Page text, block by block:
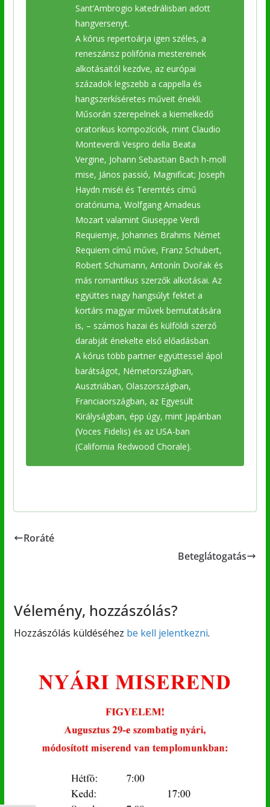
Sant’Ambrogio katedrálisban adott
hangversenyt.
A kórus repertoárja igen széles, a
reneszánsz polifónia mestereinek
alkotásaitól kezdve, az európai
századok legszebb a cappella és
hangszerkíséretes műveit énekli.
Műsorán szerepelnek a kiemelkedő
oratorikus kompozíciók, mint Claudio
Monteverdi Vespro della Beata
Vergine, Johann Sebastian Bach h-moll
mise, János passió, Magnificat; Joseph
Haydn miséi és Teremtés című
oratóriuma, Wolfgang Amadeus
Mozart valamint Giuseppe Verdi
Requiemje, Johannes Brahms Német
Requiem című műve, Franz Schubert,
Robert Schumann, Antonín Dvořak és
más romantikus szerzők alkotásai. Az
együttes nagy hangsúlyt fektet a
kortárs magyar művek bemutatására
is, – számos hazai és külföldi szerző
darabját énekelte első előadásban.
A kórus több partner együttessel ápol
barátságot, Németországban,
Ausztriában, Olaszországban,
Franciaországban, az Egyesült
Királyságban, épp úgy, mint Japánban
(Voces Fidelis) és az USA-ban
(California Redwood Chorale).
Roráté
Beteglátogatás
Vélemény, hozzászólás?
Hozzászólás küldéséhez be kell jelentkezni.